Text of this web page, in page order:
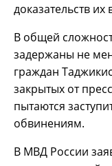
доказательств
В общей
задержаны не
граждан
закрытых от
пытаются
обвинениям.
В МВД России